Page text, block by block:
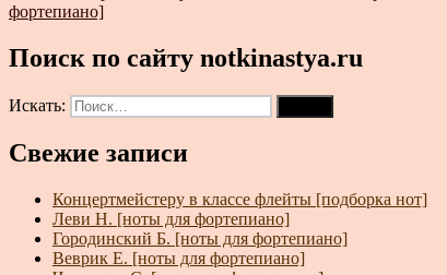
фортепиано]
Поиск по сайту notkinastya.ru
Искать:
Свежие записи
Концертмейстеру в классе флейты [подборка нот]
Леви Н. [ноты для фортепиано]
Городинский Б. [ноты для фортепиано]
Веврик Е. [ноты для фортепиано]